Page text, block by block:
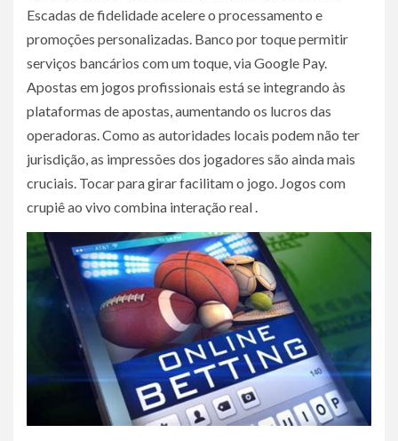
Escadas de fidelidade acelere o processamento e
promoções personalizadas. Banco por toque permitir
serviços bancários com um toque, via Google Pay.
Apostas em jogos profissionais está se integrando às
plataformas de apostas, aumentando os lucros das
operadoras. Como as autoridades locais podem não ter
jurisdição, as impressões dos jogadores são ainda mais
cruciais. Tocar para girar facilitam o jogo. Jogos com
crupiê ao vivo combina interação real .